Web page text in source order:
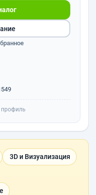
3D и Визуализация